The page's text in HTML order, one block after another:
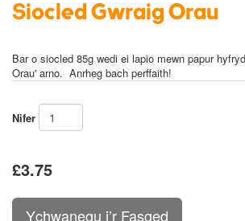
Siocled Gwraig Orau
Bar o siocled 85g wedi ei lapio mewn papur
Orau' arno. Anrheg bach perffaith!
Nifer
£3.75